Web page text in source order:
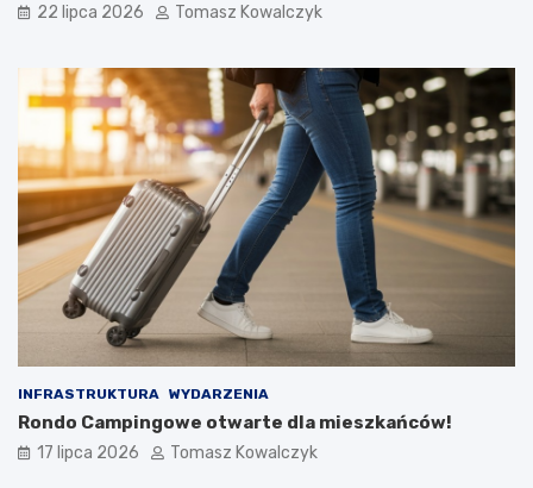
22 lipca 2026 Tomasz Kowalczyk
INFRASTRUKTURA WYDARZENIA
Rondo Campingowe otwarte dla mieszkańców!
17 lipca 2026 Tomasz Kowalczyk